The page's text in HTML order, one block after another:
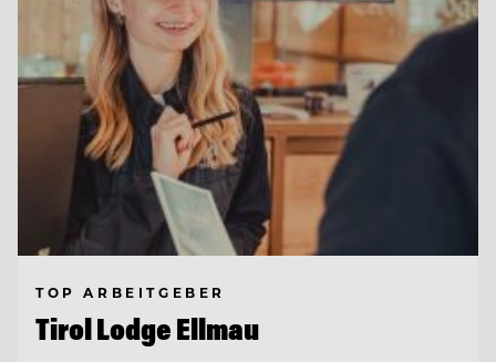
TOP ARBEITGEBER
Tirol Lodge Ellmau